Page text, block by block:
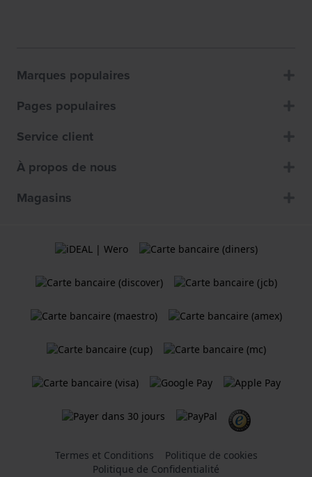
Marques populaires
Pages populaires
Service client
À propos de nous
Magasins
Termes et Conditions
Politique de cookies
Politique de Confidentialité